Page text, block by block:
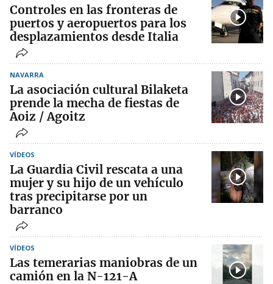
Controles en las fronteras de
puertos y aeropuertos para los
desplazamientos desde Italia
NAVARRA
La asociación cultural Bilaketa
prende la mecha de fiestas de
Aoiz / Agoitz
VÍDEOS
La Guardia Civil rescata a una
mujer y su hijo de un vehículo
tras precipitarse por un
barranco
VÍDEOS
Las temerarias maniobras de un
camión en la N-121-A